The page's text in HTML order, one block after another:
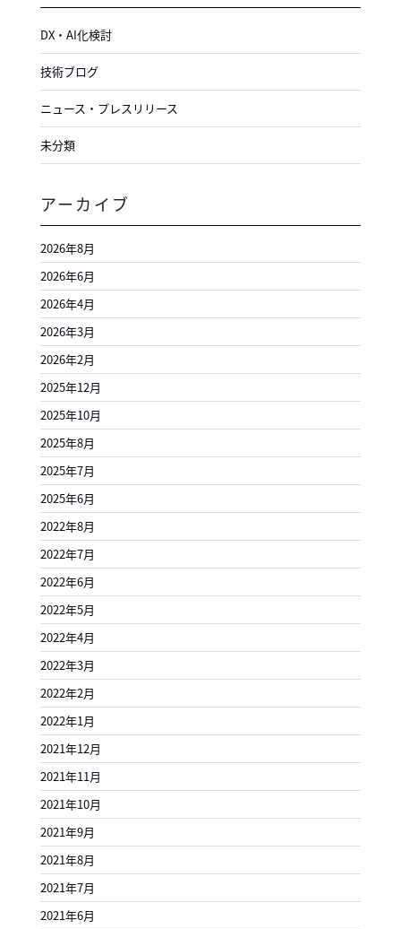
DX・AI化検討
技術ブログ
ニュース・プレスリリース
未分類
アーカイブ
2026年8月
2026年6月
2026年4月
2026年3月
2026年2月
2025年12月
2025年10月
2025年8月
2025年7月
2025年6月
2022年8月
2022年7月
2022年6月
2022年5月
2022年4月
2022年3月
2022年2月
2022年1月
2021年12月
2021年11月
2021年10月
2021年9月
2021年8月
2021年7月
2021年6月